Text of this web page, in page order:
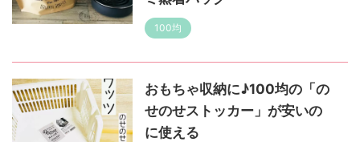
100均
おもちゃ収納に♪100均の「の
せのせストッカー」が安いの
に使える